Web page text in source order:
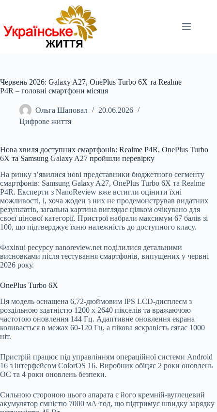
Червень 2026: Galaxy A27, OnePlus Turbo 6X та Realme
P4R – головні смартфони місяця
Ольга Шаповал
20.06.2026
Цифрове життя
Нова хвиля доступних смартфонів: Realme P4R, OnePlus Turbo
6X та Samsung Galaxy A27 пройшли перевірку
На ринку з’явилися нові представники бюджетного сегменту
смартфонів: Samsung Galaxy A27, OnePlus Turbo 6X та Realme
P4R. Експерти з NanoReview вже встигли оцінити їхні
можливості, і, хоча жоден з них не продемонстрував видатних
результатів, загальна картина виглядає цілком очікувано для
своєї цінової категорії. Пристрої набрали максимум 67 балів зі
100, що підтверджує їхню належність до доступного класу.
Фахівці ресурсу nanoreview.net поділилися детальними
висновками після тестування смартфонів, випущених у червні
2026 року.
OnePlus Turbo 6X
Ця модель оснащена 6,72-дюймовим IPS LCD-дисплеєм з
роздільною здатністю 1200 x 2640 пікселів та вражаючою
частотою оновлення 144 Гц. Адаптивне оновлення екрана
коливається в межах 60-120 Гц, а пікова яскравість сягає 1000
ніт.
Пристрій працює під управлінням операційної системи Android
16 з інтерфейсом ColorOS 16. Виробник обіцяє 2 роки оновлень
ОС та 4 роки оновлень безпеки.
Сильною стороною цього апарата є його кремній-вуглецевий
акумулятор ємністю 7000 мА·год, що підтримує швидку зарядку